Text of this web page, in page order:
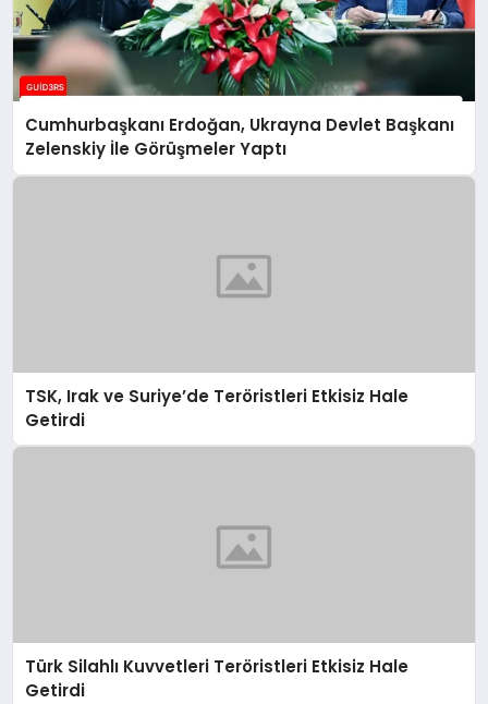
Cumhurbaşkanı Erdoğan, Ukrayna Devlet Başkanı
Zelenskiy İle Görüşmeler Yaptı
TSK, Irak ve Suriye’de Teröristleri Etkisiz Hale
Getirdi
Türk Silahlı Kuvvetleri Teröristleri Etkisiz Hale
Getirdi